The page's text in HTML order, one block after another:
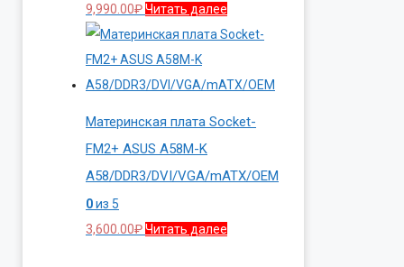
9,990.00₽Читать далее
Материнская плата Socket-
FM2+ ASUS A58M-K
A58/DDR3/DVI/VGA/mATX/OEM
0из 5
3,600.00₽Читать далее